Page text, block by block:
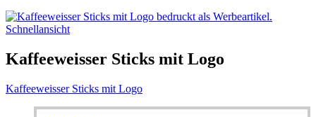
Schnellansicht
Kaffeeweisser Sticks mit Logo
Kaffeeweisser Sticks mit Logo